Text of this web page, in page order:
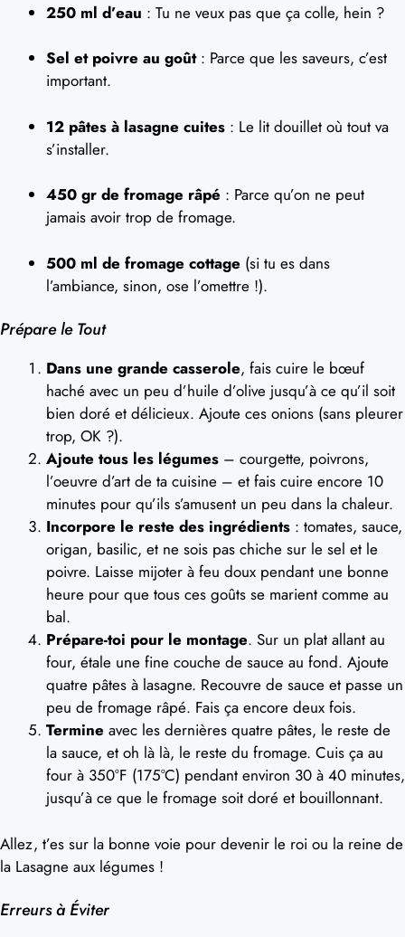
250 ml d’eau : Tu ne veux pas que ça colle, hein ?
Sel et poivre au goût: Parce que les saveurs, c’est
important.
12 pâtes à lasagne cuites : Le lit douillet où tout va
s’installer.
450 gr de fromage râpé : Parce qu’on ne peut
jamais avoir trop de fromage.
500 ml de fromage cottage (si tu es dans
l’ambiance, sinon, ose l’omettre !).
Prépare le Tout
Dans une grande casserole, fais cuire le bœuf
haché avec un peu d’huile d’olive jusqu’à ce qu’il soit
bien doré et délicieux. Ajoute ces onions (sans pleurer
trop, OK ?).
Ajoute tous les légumes – courgette, poivrons,
l’oeuvre d’art de ta cuisine – et fais cuire encore 10
minutes pour qu’ils s’amusent un peu dans la chaleur.
Incorpore le reste des ingrédients : tomates, sauce,
origan, basilic, et ne sois pas chiche sur le sel et le
poivre. Laisse mijoter à feu doux pendant une bonne
heure pour que tous ces goûts se marient comme au
bal.
Prépare-toi pour le montage. Sur un plat allant au
four, étale une fine couche de sauce au fond. Ajoute
quatre pâtes à lasagne. Recouvre de sauce et passe un
peu de fromage râpé. Fais ça encore deux fois.
Termine avec les dernières quatre pâtes, le reste de
la sauce, et oh là là, le reste du fromage. Cuis ça au
four à 350°F (175°C) pendant environ 30 à 40 minutes,
jusqu’à ce que le fromage soit doré et bouillonnant.
Allez, t’es sur la bonne voie pour devenir le roi ou la reine de
la Lasagne aux légumes !
Erreurs à Éviter